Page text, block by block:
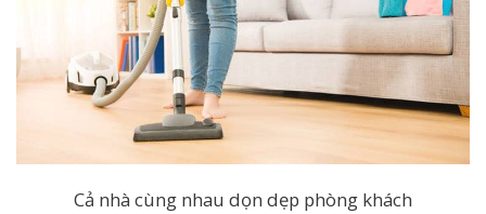
Cả nhà cùng nhau dọn dẹp phòng khách